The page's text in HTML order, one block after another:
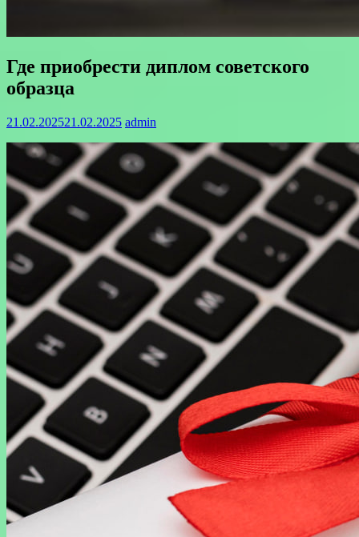
Где приобрести диплом советского
образца
21.02.202521.02.2025 admin